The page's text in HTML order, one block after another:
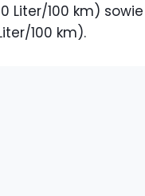
Liter/100 km)
100 km).